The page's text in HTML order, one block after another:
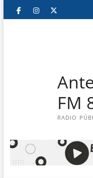
Saltar
FacebookInstagram
FM
RADIO